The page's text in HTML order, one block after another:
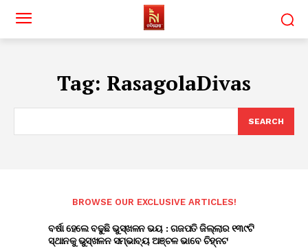
Tag: RasagolaDivas
SEARCH
BROWSE OUR EXCLUSIVE ARTICLES!
ବର୍ଷା ହେଲେ ବଢୁଛି ଭୁସ୍ଖଳନ ଭୟ : ଗଜପତି ଜିଲ୍ଲାର ୧୩୯ଟି
ସ୍ଥାନକୁ ଭୁସ୍ଖଳନ ସମ୍ଭାବ୍ୟ ଅଞ୍ଚଳ ଭାବେ ଚିହ୍ନଟ